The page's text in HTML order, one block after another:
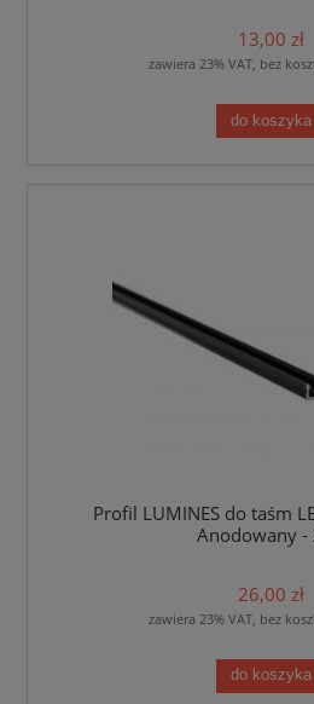
13,00 zł
zawiera 23% VAT, bez
do koszyka
Profil LUMINES do taśm
Anodowany -
26,00 zł
zawiera 23% VAT, bez
do koszyka